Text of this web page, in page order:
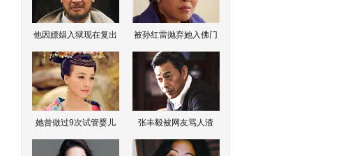
他因嫖娼入狱现在复出 被孙红雷抛弃她入佛门
她曾做过9次试管婴儿 张丰毅被网友骂人渣